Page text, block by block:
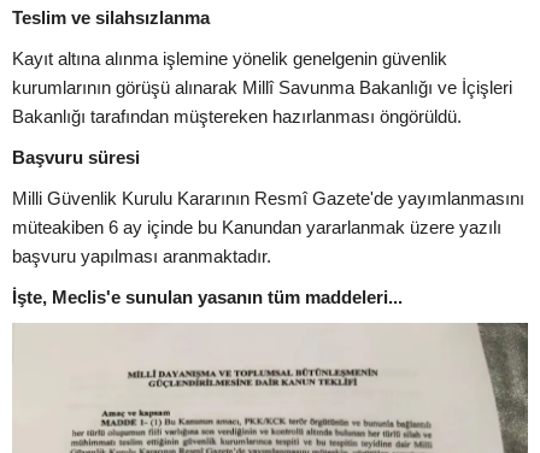
Teslim ve silahsızlanma
Kayıt altına alınma işlemine yönelik genelgenin güvenlik
kurumlarının görüşü alınarak Millî Savunma Bakanlığı ve İçişleri
Bakanlığı tarafından müştereken hazırlanması öngörüldü.
Başvuru süresi
Milli Güvenlik Kurulu Kararının Resmî Gazete'de yayımlanmasını
müteakiben 6 ay içinde bu Kanundan yararlanmak üzere yazılı
başvuru yapılması aranmaktadır.
İşte, Meclis'e sunulan yasanın tüm maddeleri...